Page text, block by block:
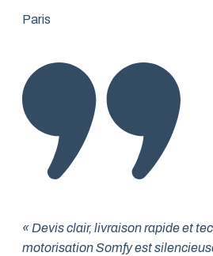
Paris
« Devis clair, livraison rapide et
motorisation Somfy est